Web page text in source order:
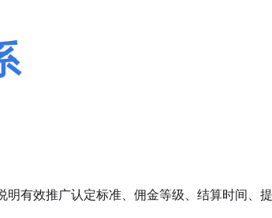
有效推广认定标准、佣金等级、结算时间、